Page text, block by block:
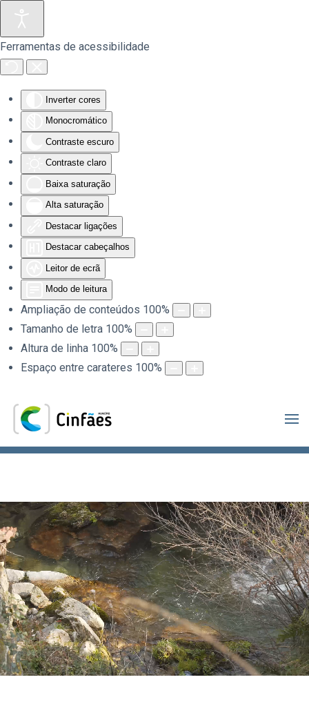
Ferramentas de acessibilidade
Inverter cores
Monocromático
Contraste escuro
Contraste claro
Baixa saturação
Alta saturação
Destacar ligações
Destacar cabeçalhos
Leitor de ecrã
Modo de leitura
Ampliação de conteúdos 100%
Tamanho de letra 100%
Altura de linha 100%
Espaço entre carateres 100%
Saltar para o conteúdo principal
.